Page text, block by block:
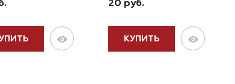
20 руб.
КУПИТЬ